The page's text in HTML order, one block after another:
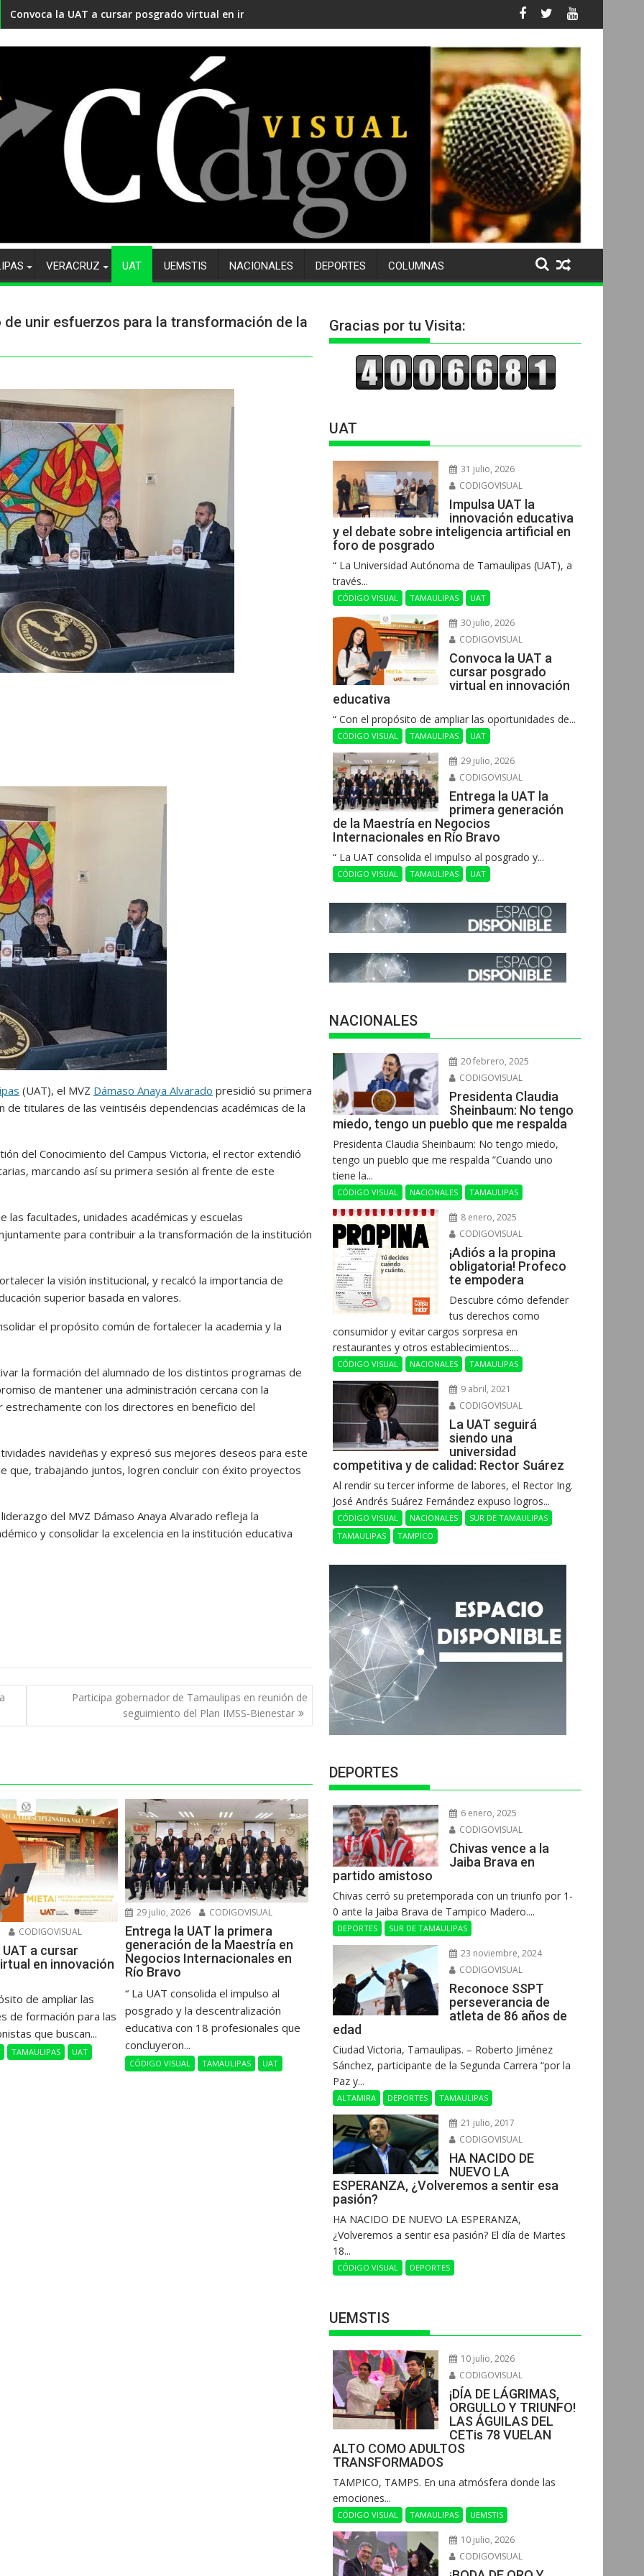
Convoca la UAT a cursar posgrado virtual en innovación educativa
VERACRUZ UAT UEMSTIS NACIONALES DEPORTES COLUMNAS
unir esfuerzos para la transformación de la
(UAT), el MVZ Dámaso Anaya Alvarado presidió su primera
titulares de las veintiséis dependencias académicas de la
del Conocimiento del Campus Victoria, el rector extendió
marcando así su primera sesión al frente de este
facultades, unidades académicas y escuelas
para contribuir a la transformación de la institución
la visión institucional, y recalcó la importancia de
superior basada en valores.
el propósito común de fortalecer la academia y la
la formación del alumnado de los distintos programas de
de mantener una administración cercana con la
estrechamente con los directores en beneficio del
navideñas y expresó sus mejores deseos para este
que, trabajando juntos, logren concluir con éxito proyectos
del MVZ Dámaso Anaya Alvarado refleja la
y consolidar la excelencia en la institución educativa
Participa gobernador de Tamaulipas en reunión de
seguimiento del Plan IMSS-Bienestar
CODIGOVISUAL
a cursar
en innovación
de ampliar las
de formación para las
que buscan...
TAMAULIPAS UAT
29 julio, 2026 CODIGOVISUAL
Entrega la UAT la primera
generación de la Maestría en
Negocios Internacionales en
Río Bravo
“ La UAT consolida el impulso al
posgrado y la descentralización
educativa con 18 profesionales que
concluyeron...
CÓDIGO VISUAL TAMAULIPAS UAT
Gracias por tu Visita:
UAT
31 julio, 2026
CODIGOVISUAL
Impulsa UAT la
innovación educativa
y el debate sobre inteligencia artificial en
foro de posgrado
“ La Universidad Autónoma de Tamaulipas (UAT), a
través...
CÓDIGO VISUAL TAMAULIPAS UAT
30 julio, 2026
CODIGOVISUAL
Convoca la UAT a
cursar posgrado
virtual en innovación
educativa
“ Con el propósito de ampliar las oportunidades de...
CÓDIGO VISUAL TAMAULIPAS UAT
29 julio, 2026
CODIGOVISUAL
Entrega la UAT la
primera generación
de la Maestría en Negocios
Internacionales en Río Bravo
“ La UAT consolida el impulso al posgrado y...
CÓDIGO VISUAL TAMAULIPAS UAT
NACIONALES
20 febrero, 2025
CODIGOVISUAL
Presidenta Claudia
Sheinbaum: No tengo
miedo, tengo un pueblo que me respalda
Presidenta Claudia Sheinbaum: No tengo miedo,
tengo un pueblo que me respalda ”Cuando uno
tiene la...
CÓDIGO VISUAL NACIONALES TAMAULIPAS
8 enero, 2025
CODIGOVISUAL
¡Adiós a la propina
obligatoria! Profeco
te empodera
Descubre cómo defender
tus derechos como
consumidor y evitar cargos sorpresa en
restaurantes y otros establecimientos....
CÓDIGO VISUAL NACIONALES TAMAULIPAS
9 abril, 2021
CODIGOVISUAL
La UAT seguirá
siendo una
universidad
competitiva y de calidad: Rector Suárez
Al rendir su tercer informe de labores, el Rector Ing.
José Andrés Suárez Fernández expuso logros...
CÓDIGO VISUAL NACIONALES
SUR DE TAMAULIPAS
TAMAULIPAS
TAMPICO
DEPORTES
6 enero, 2025
CODIGOVISUAL
Chivas vence a la
Jaiba Brava en
partido amistoso
Chivas cerró su pretemporada con un triunfo por 1-
0 ante la Jaiba Brava de Tampico Madero....
DEPORTES SUR DE TAMAULIPAS
23 noviembre, 2024
CODIGOVISUAL
Reconoce SSPT
perseverancia de
atleta de 86 años de
edad
Ciudad Victoria, Tamaulipas. – Roberto Jiménez
Sánchez, participante de la Segunda Carrera “por la
Paz y...
ALTAMIRA DEPORTES TAMAULIPAS
21 julio, 2017
CODIGOVISUAL
HA NACIDO DE
NUEVO LA
ESPERANZA, ¿Volveremos a sentir esa
pasión?
HA NACIDO DE NUEVO LA ESPERANZA,
¿Volveremos a sentir esa pasión? El día de Martes
18...
CÓDIGO VISUAL DEPORTES
UEMSTIS
10 julio, 2026
CODIGOVISUAL
¡DÍA DE LÁGRIMAS,
ORGULLO Y TRIUNFO!
LAS ÁGUILAS DEL
CETis 78 VUELAN
ALTO COMO ADULTOS
TRANSFORMADOS
​TAMPICO, TAMPS. En una atmósfera donde las
emociones...
CÓDIGO VISUAL TAMAULIPAS UEMSTIS
10 julio, 2026
CODIGOVISUAL